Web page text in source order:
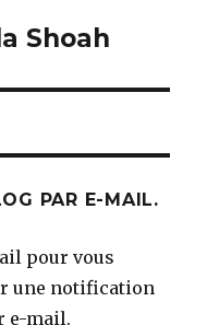
Shoah
PAR E-MAIL.
pour vous
une notification
e-mail.